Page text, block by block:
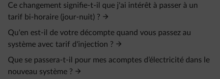
Ce changement signifie-t-il que j'ai intérêt à passer à un
tarif bi-horaire (jour-nuit) ?
Qu'en est-il de votre décompte quand vous passez au
système avec tarif d'injection ?
Que se passera-t-il pour mes acomptes d’électricité dans le
nouveau système ?